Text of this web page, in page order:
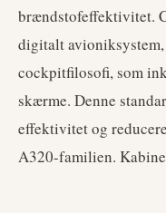
brændstofeffektivitet.
digitalt
cockpitfilosofi, som
skærme. Denne
effektivitet og
A320-familien.